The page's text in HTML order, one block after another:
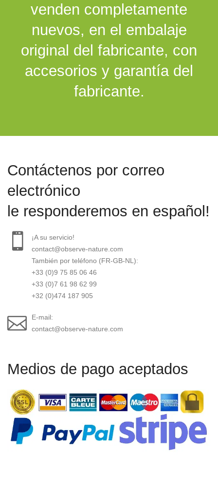
venden completamente
nuevos, en el embalaje
original del fabricante, con
accesorios y garantía del
fabricante.
Medios de pago aceptados
Contáctenos por correo
electrónico
le responderemos en español!
¡A su servicio!
contact@observe-nature.com
También por teléfono (FR-GB-NL):
+33 (0)9 75 85 06 46
+33 (0)7 61 98 62 99
+32 (0)474 187 905
E-mail:
contact@observe-nature.com